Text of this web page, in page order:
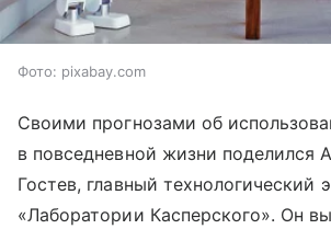
Фото: pixabay.com
Своими прогнозами об
в повседневной жизни поделился
Гостев, главный технологический
«Лаборатории Касперского». Он